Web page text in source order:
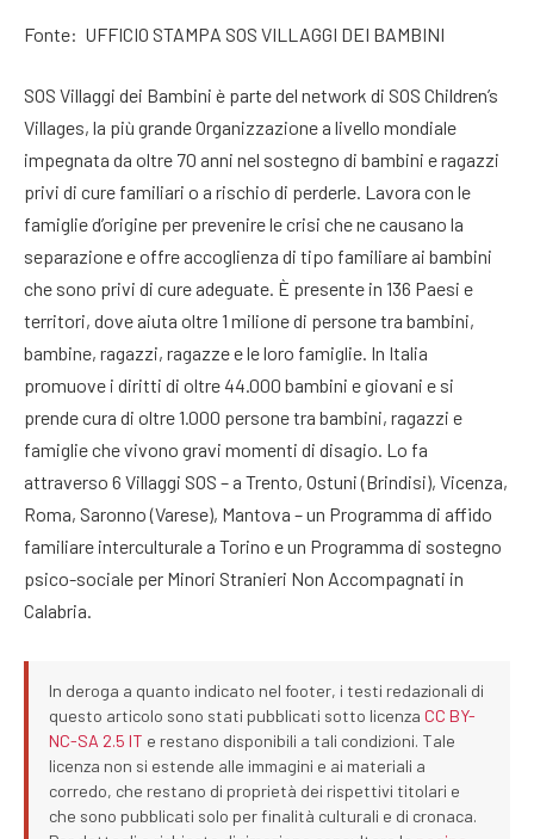
Fonte: UFFICIO STAMPA SOS VILLAGGI DEI BAMBINI
SOS Villaggi dei Bambini è parte del network di SOS Children’s
Villages, la più grande Organizzazione a livello mondiale
impegnata da oltre 70 anni nel sostegno di bambini e ragazzi
privi di cure familiari o a rischio di perderle. Lavora con le
famiglie d’origine per prevenire le crisi che ne causano la
separazione e offre accoglienza di tipo familiare ai bambini
che sono privi di cure adeguate. È presente in 136 Paesi e
territori, dove aiuta oltre 1 milione di persone tra bambini,
bambine, ragazzi, ragazze e le loro famiglie. In Italia
promuove i diritti di oltre 44.000 bambini e giovani e si
prende cura di oltre 1.000 persone tra bambini, ragazzi e
famiglie che vivono gravi momenti di disagio. Lo fa
attraverso 6 Villaggi SOS – a Trento, Ostuni (Brindisi), Vicenza,
Roma, Saronno (Varese), Mantova – un Programma di affido
familiare interculturale a Torino e un Programma di sostegno
psico-sociale per Minori Stranieri Non Accompagnati in
Calabria.
In deroga a quanto indicato nel footer, i testi redazionali di
questo articolo sono stati pubblicati sotto licenza CC BY-
NC-SA 2.5 IT e restano disponibili a tali condizioni. Tale
licenza non si estende alle immagini e ai materiali a
corredo, che restano di proprietà dei rispettivi titolari e
che sono pubblicati solo per finalità culturali e di cronaca.